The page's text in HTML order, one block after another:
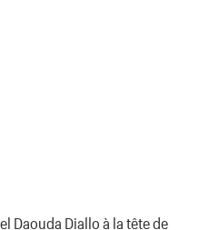
Daouda Diallo à la tête de